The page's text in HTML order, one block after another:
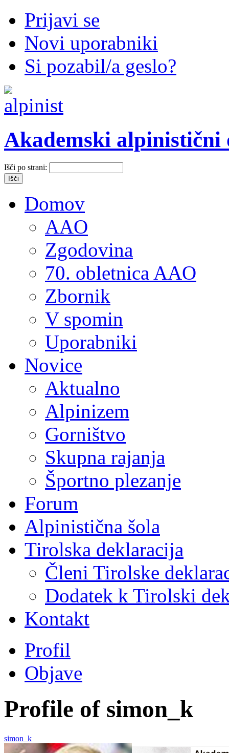
Prijavi se
Novi uporabniki
Si pozabil/a geslo?
Akademski alpinistični
Išči po strani:
Domov
AAO
Zgodovina
70. obletnica AAO
Zbornik
V spomin
Uporabniki
Novice
Aktualno
Alpinizem
Gorništvo
Skupna rajanja
Športno plezanje
Forum
Alpinistična šola
Tirolska deklaracija
Členi Tirolske
Dodatek k Tirolski
Kontakt
Profil
Objave
Profile of simon_k
simon_k